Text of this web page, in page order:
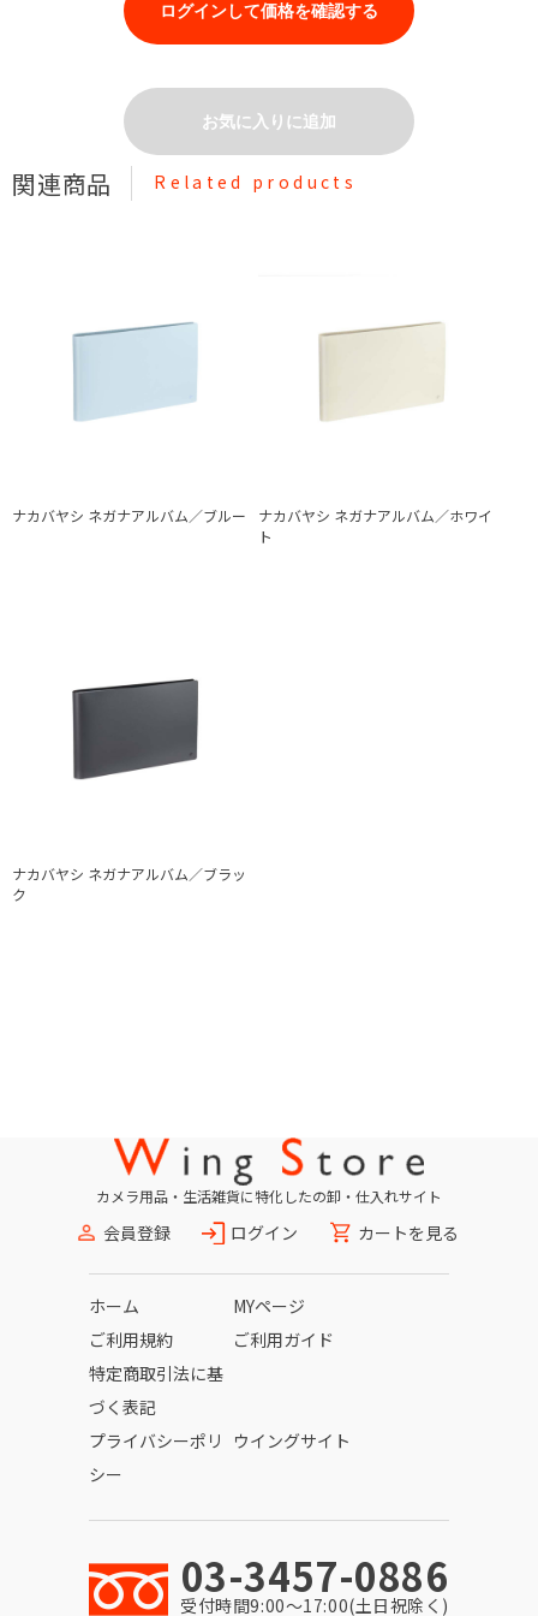
ログインして価格を確認する
お気に入りに追加
関連商品 Related products
ナカバヤシ ネガナアルバム／ブルー
ナカバヤシ ネガナアルバム／ホワイ
ト
ナカバヤシ ネガナアルバム／ブラッ
ク
カメラ用品・生活雑貨に特化したの卸・仕入れサイト
会員登録 ログイン カートを見る
03-3457-0886
受付時間9:00〜17:00(土日祝除く)
ホーム
MYページ
ご利用規約
ご利用ガイド
特定商取引法に基
づく表記
プライバシーポリ
シー
ウイングサイト